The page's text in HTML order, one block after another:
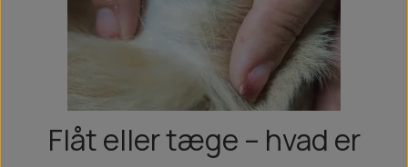
Flåt eller tæge – hvad er